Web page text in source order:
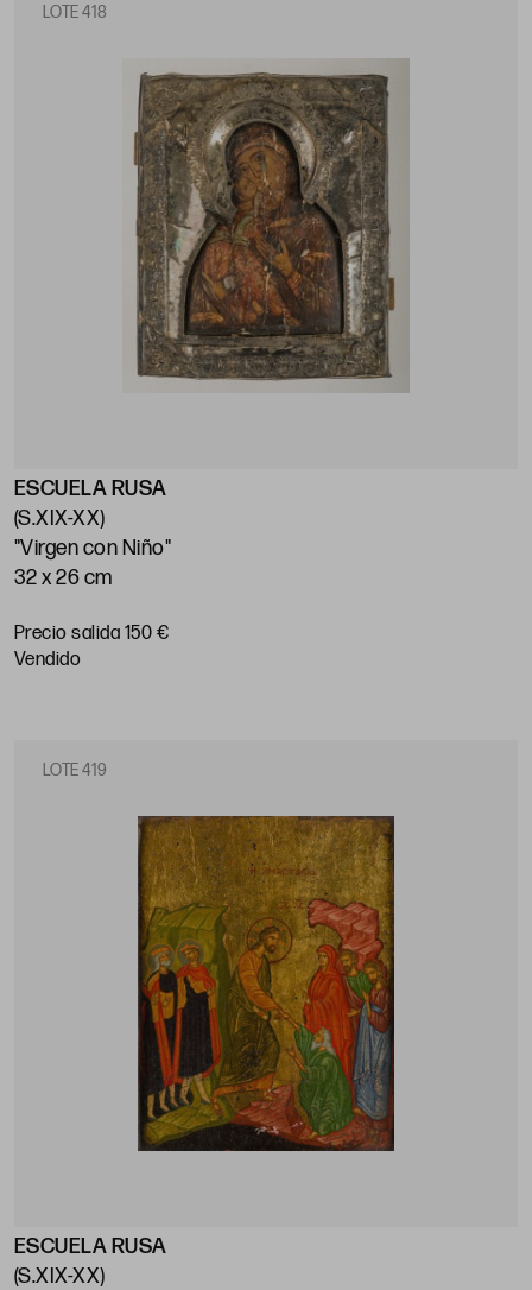
LOTE 418
ESCUELA RUSA
(S.XIX-XX)
"Virgen con Niño"
32 x 26 cm
Precio salida 150 €
vendido
LOTE 419
ESCUELA RUSA
(S.XIX-XX)